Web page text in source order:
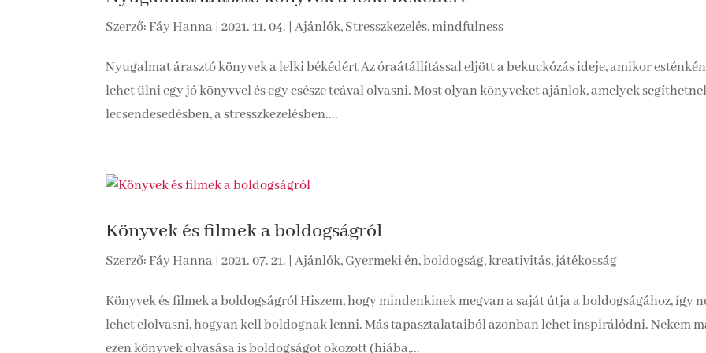
Szerző:Fáy Hanna |2021. 11. 04. |Ajánlók,Stresszkezelés, mindfulness
Nyugalmat árasztó könyvek a lelki békédért Az óraátállítással eljött a bekuckózás ideje, amikor
lehet ülni egy jó könyvvel és egy csésze teával olvasni. Most olyan könyveket ajánlok, amelyek
lecsendesedésben, a stresszkezelésben....
Könyvek és filmek a boldogságról
Szerző:Fáy Hanna |2021. 07. 21. |Ajánlók,Gyermeki én, boldogság, kreativitás, játékosság
Könyvek és filmek a boldogságról Hiszem, hogy mindenkinek megvan a saját útja a boldogságához, így
lehet elolvasni, hogyan kell boldognak lenni. Más tapasztalataiból azonban lehet inspirálódni. Nekem
ezen könyvek olvasása is boldogságot okozott (hiába,...